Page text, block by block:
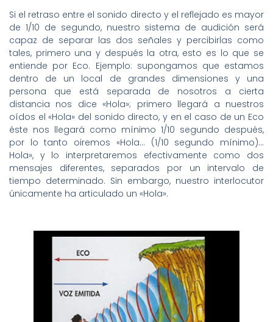
Si el retraso entre el sonido directo y el reflejado es mayor
de 1/10 de segundo, nuestro sistema de audición será
capaz de separar las dos señales y percibirlas como
tales, primero una y después la otra, esto es lo que se
entiende por Eco. Ejemplo: supongamos que estamos
dentro de un local de grandes dimensiones y una
persona que está separada de nosotros a cierta
distancia nos dice «Hola»; primero llegará a nuestros
oídos el «Hola» del sonido directo, y en el caso de un Eco
éste nos llegará como mínimo 1/10 segundo después,
por lo tanto oiremos «Hola… (1/10 segundo mínimo)…
Hola», y lo interpretaremos efectivamente como dos
mensajes diferentes, separados por un intervalo de
tiempo determinado. Sin embargo, nuestro interlocutor
únicamente ha articulado un «Hola».